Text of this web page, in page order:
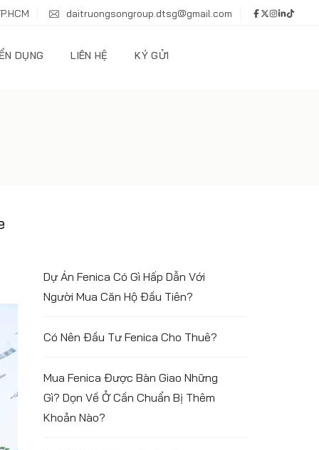
daitruongsongroup.dtsg@gmail.com
DỤNG LIÊN HỆ KÝ GỬI
Dự Án Fenica Có Gì Hấp Dẫn Với
Người Mua Căn Hộ Đầu Tiên?
Có Nên Đầu Tư Fenica Cho Thuê?
Mua Fenica Được Bàn Giao Những
Gì? Dọn Về Ở Cần Chuẩn Bị Thêm
Khoản Nào?